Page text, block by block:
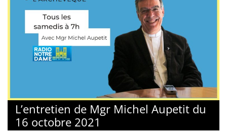
L’entretien de Mgr Michel Aupetit du
16 octobre 2021